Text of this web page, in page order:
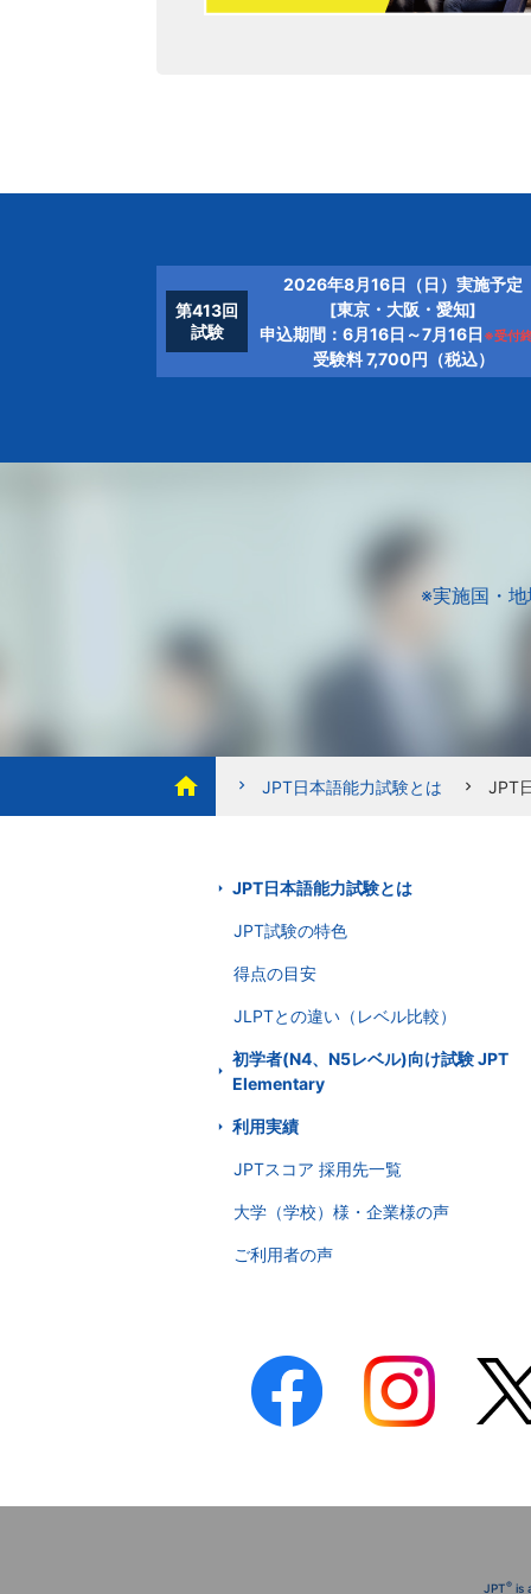
第413回
試験
2026年8月16日（日）実施予定
[東京・大阪・愛知]
申込期間：6月16日～7月16日 ※受付
受験料 7,700円（税込）
※実施国・
home chevron_right JPT日本語能力試験とは chevron_right JPT
JPT日本語能力試験とは
JPT試験の特色
得点の目安
JLPTとの違い（レベル比較）
初学者(N4、N5レベル)向け試験 JPT
Elementary
利用実績
JPTスコア 採用先一覧
大学（学校）様・企業様の声
ご利用者の声
JPT®is